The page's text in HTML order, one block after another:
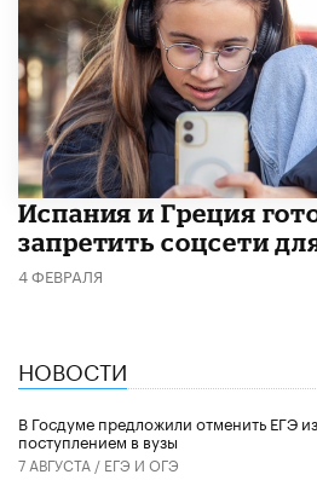
Испания и Греция
запретить соцсети
4 ФЕВРАЛЯ
НОВОСТИ
В Госдуме предложили отменить ЕГЭ
поступлением в вузы
7 АВГУСТА / ЕГЭ И ОГЭ